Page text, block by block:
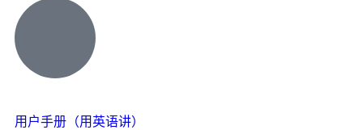
用户手册（用英语讲）